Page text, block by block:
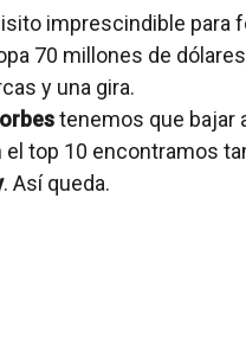
imprescindible para
70 millones de
y una gira.
tenemos que bajar
el top 10 encontramos
. Así queda.